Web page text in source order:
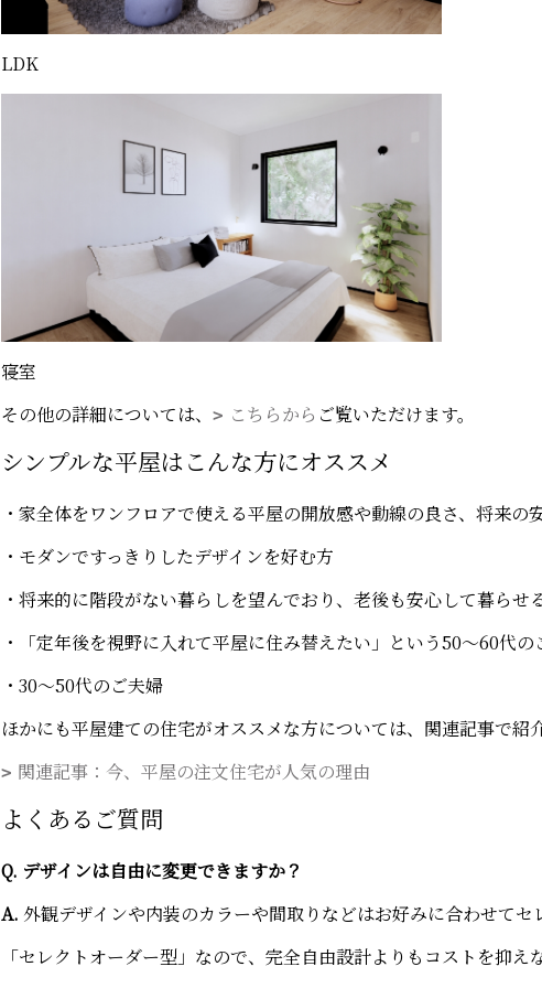
LDK
寝室
その他の詳細については、
こちらから ご覧いただけます。
シンプルな平屋はこんな方にオススメ
・家全体をワンフロアで使える平屋の開放感や動線の良さ、将来の
・モダンですっきりしたデザインを好む方
・将来的に階段がない暮らしを望んでおり、老後も安心して暮らせ
・「定年後を視野に入れて平屋に住み替えたい」という50〜60代の
・30〜50代のご夫婦
ほかにも平屋建ての住宅がオススメな方については、関連記事で紹
関連記事：今、平屋の注文住宅が人気の理由
よくあるご質問
Q. デザインは自由に変更できますか？
A. 外観デザインや内装のカラーや間取りなどはお好みに合わせてセ
「セレクトオーダー型」なので、完全自由設計よりもコストを抑え